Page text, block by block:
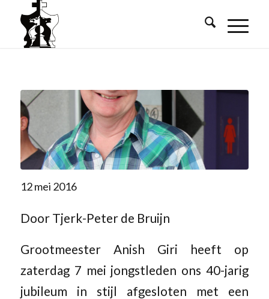
12 mei 2016
Door Tjerk-Peter de Bruijn
Grootmeester Anish Giri heeft op
zaterdag 7 mei jongstleden ons 40-jarig
jubileum in stijl afgesloten met een